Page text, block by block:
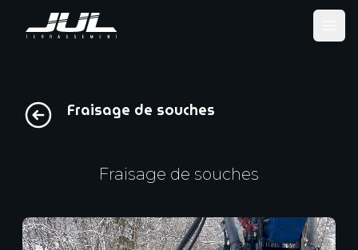
Fraisage de souches
Fraisage de souches